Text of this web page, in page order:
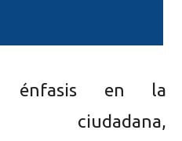
énfasis en la
ciudadana,